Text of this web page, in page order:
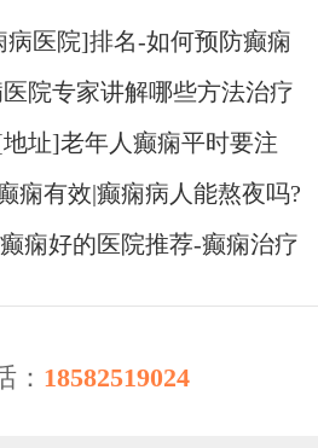
病医院]排名-如何预防癫痫
院专家讲解哪些方法治疗
址]老年人癫痫平时要注
痫有效|癫痫病人能熬夜吗?
痫好的医院推荐-癫痫治疗
： 18582519024